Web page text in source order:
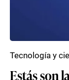
Estás son
Tecnología y